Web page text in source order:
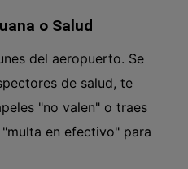
o Salud
del aeropuerto. Se
de salud, te
"no valen" o traes
en efectivo" para